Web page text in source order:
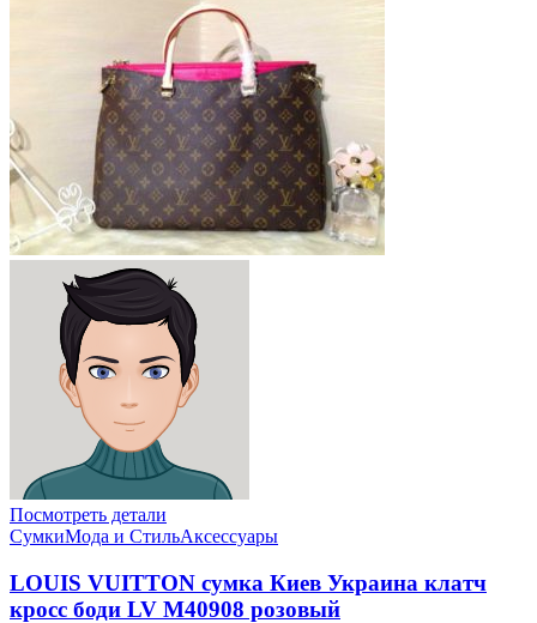
Посмотреть детали
СумкиМода и СтильАксессуары
LOUIS VUITTON сумка Киев Украина клатч
кросс боди LV M40908 розовый